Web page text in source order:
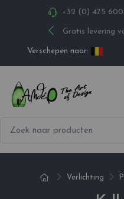
+32 (0) 475 600
Gratis levering
Verschepen naar:
Verlichting